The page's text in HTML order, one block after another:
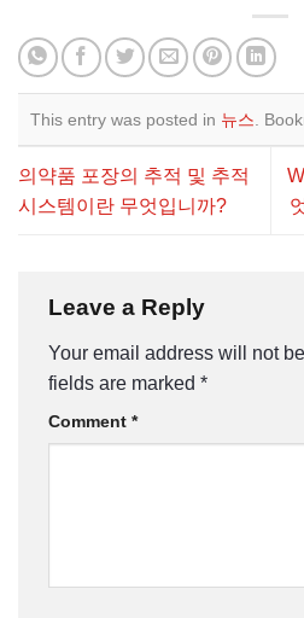
This entry was posted in 뉴스 .
의약품 포장의 추적 및 추적
시스템이란 무엇입니까?
Leave a Reply
Your email address will not
fields are marked *
Comment *